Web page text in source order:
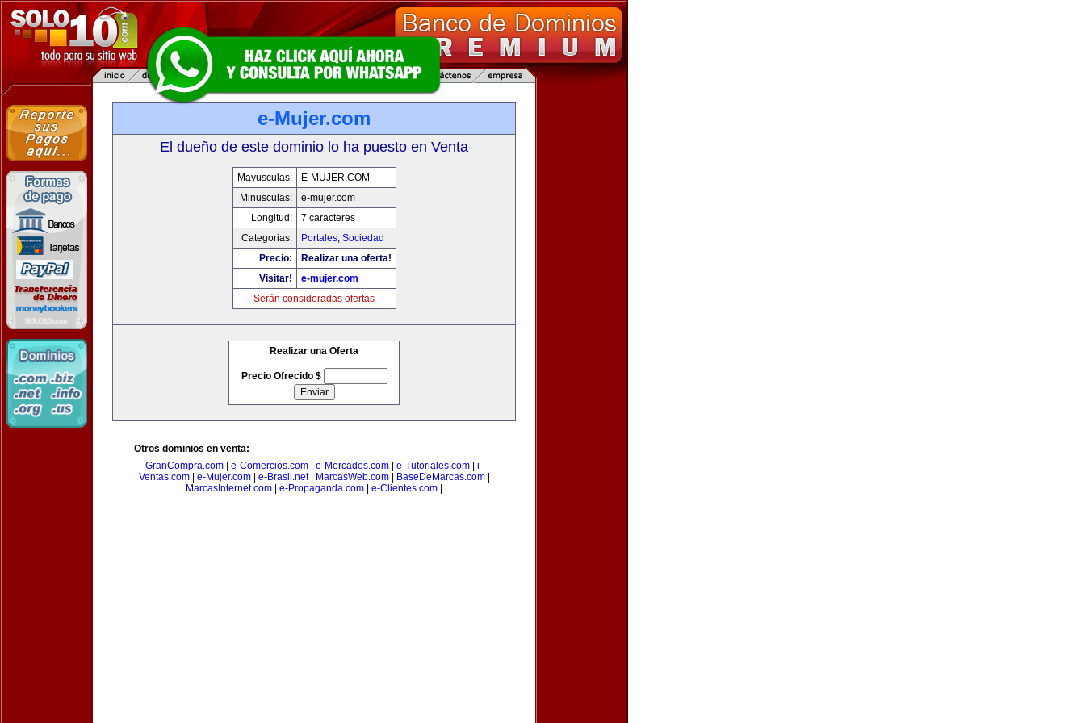
e-Mujer.com
El dueño de este dominio lo ha puesto en Venta
Mayusculas:
E-MUJER.COM
Minusculas:
e-mujer.com
Longitud:
7 caracteres
Categorias:
Portales, Sociedad
Precio:
Realizar una oferta!
Visitar!
e-mujer.com
Serán consideradas ofertas
Realizar una Oferta
Precio Ofrecido $
Otros dominios en venta:
GranCompra.com
e-Comercios.com e-Mercados.com e-Tutoriales.com
i-
Ventas.com| e-Mujer.com| e-Brasil.net| MarcasWeb.com| BaseDeMarcas.com|
MarcasInternet.com
e-Propaganda.com e-Clientes.com